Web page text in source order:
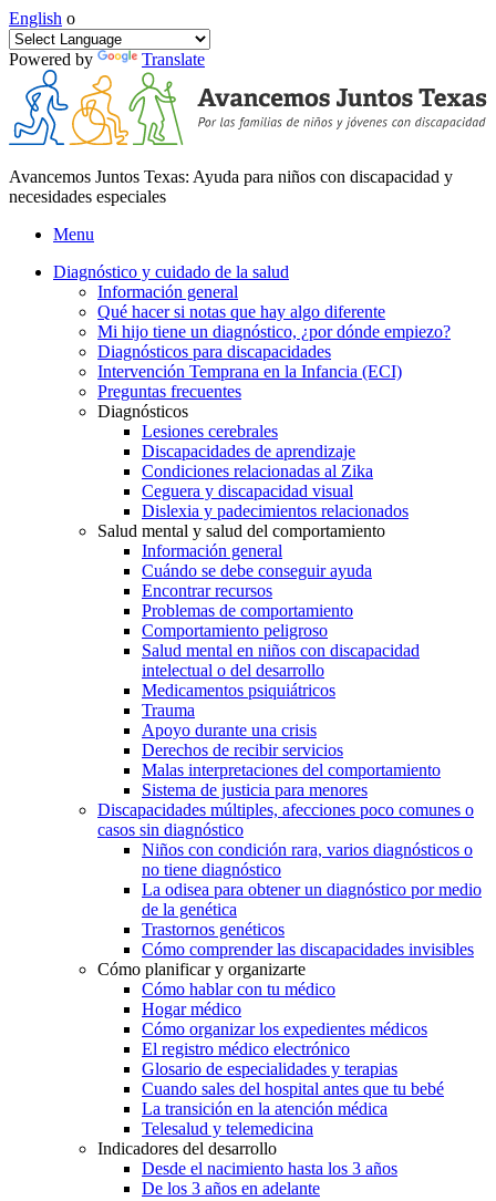
English o
Powered by Translate
Avancemos Juntos Texas: Ayuda para niños con discapacidad y
necesidades especiales
Menu
Diagnóstico y cuidado de la salud
Información general
Qué hacer si notas que hay algo diferente
Mi hijo tiene un diagnóstico, ¿por dónde empiezo?
Diagnósticos para discapacidades
Intervención Temprana en la Infancia (ECI)
Preguntas frecuentes
Diagnósticos
Lesiones cerebrales
Discapacidades de aprendizaje
Condiciones relacionadas al Zika
Ceguera y discapacidad visual
Dislexia y padecimientos relacionados
Salud mental y salud del comportamiento
Información general
Cuándo se debe conseguir ayuda
Encontrar recursos
Problemas de comportamiento
Comportamiento peligroso
Salud mental en niños con discapacidad
intelectual o del desarrollo
Medicamentos psiquiátricos
Trauma
Apoyo durante una crisis
Derechos de recibir servicios
Malas interpretaciones del comportamiento
Sistema de justicia para menores
Discapacidades múltiples, afecciones poco comunes o
casos sin diagnóstico
Niños con condición rara, varios diagnósticos o
no tiene diagnóstico
La odisea para obtener un diagnóstico por medio
de la genética
Trastornos genéticos
Cómo comprender las discapacidades invisibles
Cómo planificar y organizarte
Cómo hablar con tu médico
Hogar médico
Cómo organizar los expedientes médicos
El registro médico electrónico
Glosario de especialidades y terapias
Cuando sales del hospital antes que tu bebé
La transición en la atención médica
Telesalud y telemedicina
Indicadores del desarrollo
Desde el nacimiento hasta los 3 años
De los 3 años en adelante